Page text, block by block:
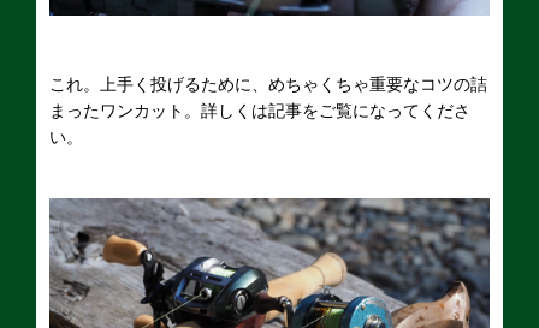
これ。上手く投げるために、めちゃくちゃ重要なコツの詰
まったワンカット。詳しくは記事をご覧になってくださ
い。